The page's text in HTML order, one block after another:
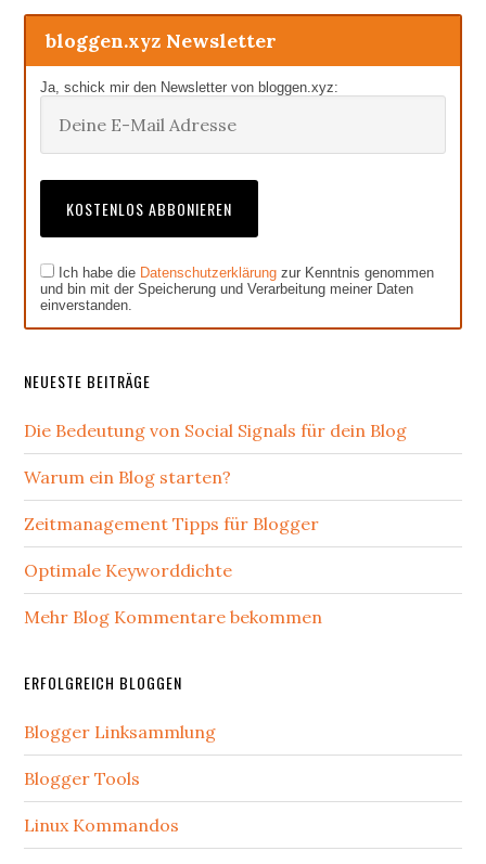
bloggen.xyz Newsletter
Ja, schick mir den Newsletter von bloggen.xyz:
Ich habe die Datenschutzerklärung zur Kenntnis genommen
und bin mit der Speicherung und Verarbeitung meiner Daten
einverstanden.
NEUESTE BEITRÄGE
Die Bedeutung von Social Signals für dein Blog
Warum ein Blog starten?
Zeitmanagement Tipps für Blogger
Optimale Keyworddichte
Mehr Blog Kommentare bekommen
ERFOLGREICH BLOGGEN
Blogger Linksammlung
Blogger Tools
Linux Kommandos